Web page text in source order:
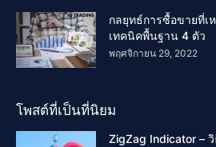
กลยุทธ์การซื้อขายที่เ
เทคนิคพื้นฐาน 4 ตัว
พฤศจิกายน 29, 2022
โพสต์ที่เป็นที่นิยม
ZigZag Indicator –